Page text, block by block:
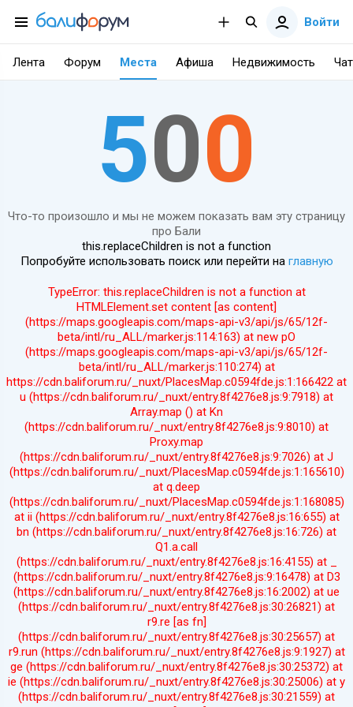
Войти
Лента Форум Места Афиша Недвижимость Чат
500
Что-то произошло и мы не можем показать вам эту страницу
про Бали
this.replaceChildren is not a function
Попробуйте использовать поиск или перейти на главную
TypeError: this.replaceChildren is not a function at
HTMLElement.set content [as content]
(https://maps.googleapis.com/maps-api-v3/api/js/65/12f-
beta/intl/ru_ALL/marker.js:114:163) at new pO
(https://maps.googleapis.com/maps-api-v3/api/js/65/12f-
beta/intl/ru_ALL/marker.js:110:274) at
https://cdn.baliforum.ru/_nuxt/PlacesMap.c0594fde.js:1:166422 at
u (https://cdn.baliforum.ru/_nuxt/entry.8f4276e8.js:9:7918) at
Array.map () at Kn
(https://cdn.baliforum.ru/_nuxt/entry.8f4276e8.js:9:8010) at
Proxy.map
(https://cdn.baliforum.ru/_nuxt/entry.8f4276e8.js:9:7026) at J
(https://cdn.baliforum.ru/_nuxt/PlacesMap.c0594fde.js:1:165610)
at q.deep
(https://cdn.baliforum.ru/_nuxt/PlacesMap.c0594fde.js:1:168085)
at ii (https://cdn.baliforum.ru/_nuxt/entry.8f4276e8.js:16:655) at
bn (https://cdn.baliforum.ru/_nuxt/entry.8f4276e8.js:16:726) at
Q1.a.call
(https://cdn.baliforum.ru/_nuxt/entry.8f4276e8.js:16:4155) at _
(https://cdn.baliforum.ru/_nuxt/entry.8f4276e8.js:9:16478) at D3
(https://cdn.baliforum.ru/_nuxt/entry.8f4276e8.js:16:2002) at ue
(https://cdn.baliforum.ru/_nuxt/entry.8f4276e8.js:30:26821) at
r9.re [as fn]
(https://cdn.baliforum.ru/_nuxt/entry.8f4276e8.js:30:25657) at
r9.run (https://cdn.baliforum.ru/_nuxt/entry.8f4276e8.js:9:1927) at
ge (https://cdn.baliforum.ru/_nuxt/entry.8f4276e8.js:30:25372) at
ie (https://cdn.baliforum.ru/_nuxt/entry.8f4276e8.js:30:25006) at y
(https://cdn.baliforum.ru/_nuxt/entry.8f4276e8.js:30:21559) at